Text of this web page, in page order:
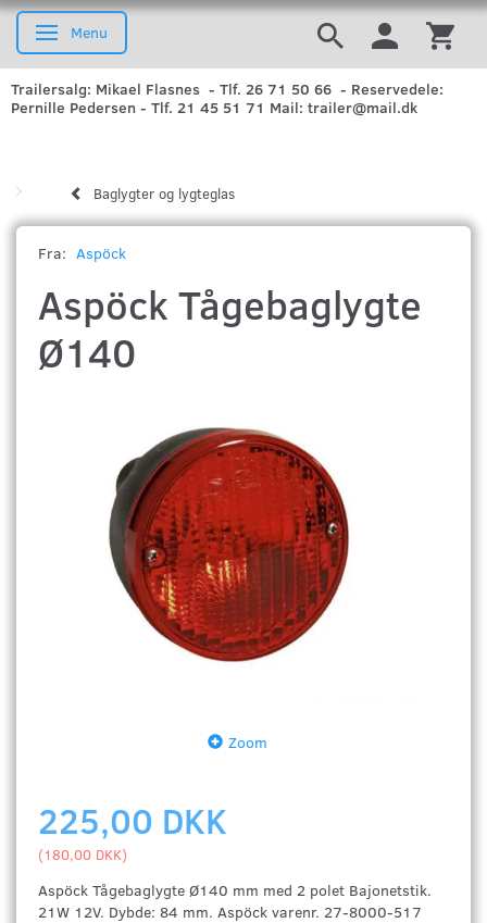
Skifte navigation
Menu
Trailersalg: Mikael Flasnes - Tlf. 26 71 50 66 - Reservedele:
Pernille Pedersen - Tlf. 21 45 51 71 Mail: trailer@mail.dk
Baglygter og lygteglas
Fra: Aspöck
Aspöck Tågebaglygte
Ø140
Zoom
225,00 DKK
(180,00 DKK)
Aspöck Tågebaglygte Ø140 mm med 2 polet Bajonetstik.
21W 12V. Dybde: 84 mm. Aspöck varenr. 27-8000-517